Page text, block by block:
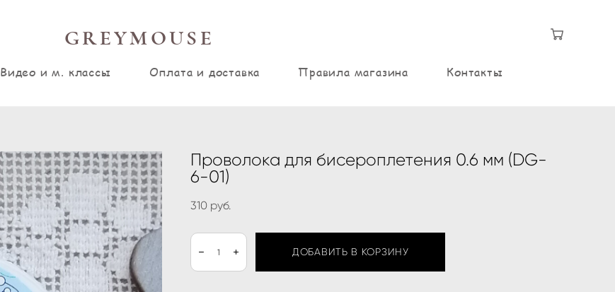
GREYMOUSE
Видео и м. классы Оплата и доставка Правила магазина Контакты
Проволока для бисероплетения 0.6 мм (DG-
6-01)
310 pуб.
ДОБАВИТЬ В КОРЗИНУ